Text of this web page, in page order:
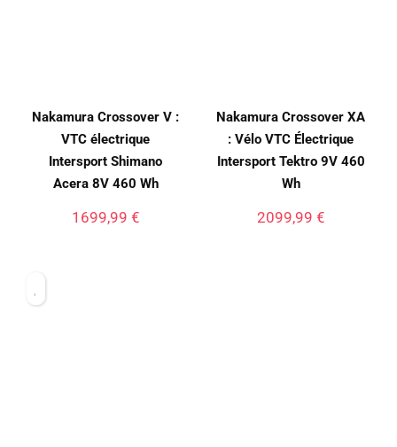
Nakamura Crossover V :
VTC électrique
Intersport Shimano
Acera 8V 460 Wh
1699,99 €
Nakamura Crossover XA
: Vélo VTC Électrique
Intersport Tektro 9V 460
Wh
2099,99 €